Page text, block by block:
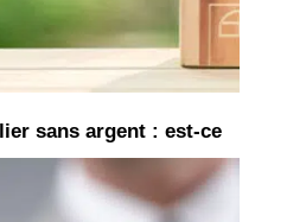
sans argent : est-ce